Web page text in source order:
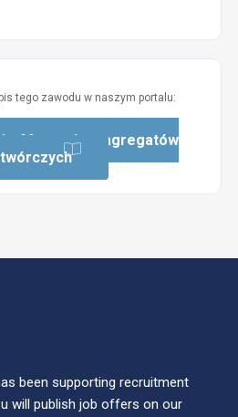
tego zawodu w naszym portalu:
Maszynista agregatów
been supporting recruitment
will publish job offers on our